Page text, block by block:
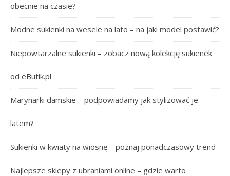
obecnie na czasie?
Modne sukienki na wesele na lato – na jaki model postawić?
Niepowtarzalne sukienki – zobacz nową kolekcję sukienek
od eButik.pl
Marynarki damskie – podpowiadamy jak stylizować je
latem?
Sukienki w kwiaty na wiosnę – poznaj ponadczasowy trend
Najlepsze sklepy z ubraniami online – gdzie warto